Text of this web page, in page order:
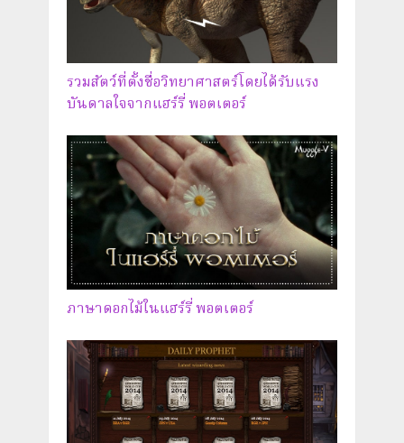
รวมสัตว์ที่ตั้งชื่อวิทยาศาสตร์โดยได้รับแรง
บันดาลใจจากแฮร์รี่ พอตเตอร์
ภาษาดอกไม้ในแฮร์รี่ พอตเตอร์